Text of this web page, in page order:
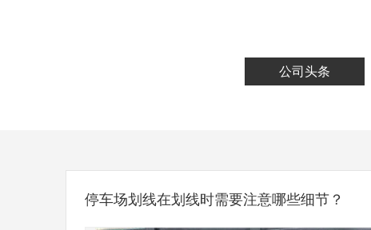
公司头条
停车场划线在划线时需要注意哪些细节？